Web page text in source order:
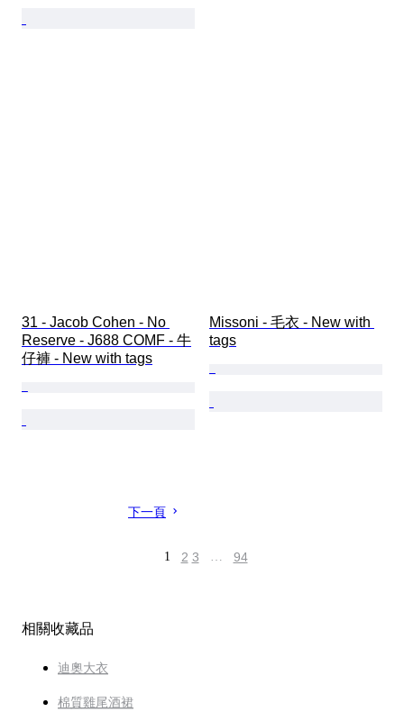
31 - Jacob Cohen - No
Reserve - J688 COMF - 牛
仔褲 - New with tags
Missoni - 毛衣 - New with
tags
下一頁
1 2 3 … 94
相關收藏品
迪奧大衣
棉質雞尾酒裙